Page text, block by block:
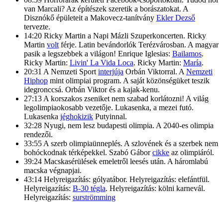
van Marcali? Az építészek szeretik a borászatokat. A
Disznókő épületeit a Makovecz-tanítvány Ekler Dezső
tervezte.
14:20 Ricky Martin a Napi Mázli Szuperkoncerten. Ricky
Martin volt férje. Latin bevándorlók Terézvárosban. A magyar
pasik a legszebbek a világon! Enrique Iglesias: Bailamos.
Ricky Martin: Livin' La Vida Loca. Ricky Martin: María.
20:31 A Nemzeti Sport interjúja Orbán Viktorral. A Nemzeti
Hiphop mint olimpiai program. A saját közönségüket teszik
idegronccsá. Orbán Viktor és a kajak-kenu.
27:13 A korszakos zseniket nem szabad korlátozni! A világ
legolimpiaokosabb vezetője. Lukasenka, a mezei futó.
Lukasenka jéghokizik Putyinnal.
32:28 Nyugi, nem lesz budapesti olimpia. A 2040-es olimpia
rendezői.
33:55 A szerb olimpiaünneplés. A szlovének és a szerbek nem
bohóckodnak térképekkel. Szabó Gáborcikke az olimpiáról.
39:24 Macskasérülések emeletről leesés után. A háromlabú
macska végnapjai.
43:14 Helyreigazítás: gólyatábor. Helyreigazítás: elefántfül.
Helyreigazítás: B-30 tégla. Helyreigazítás: kölni karnevál.
Helyreigazítás: surströmming